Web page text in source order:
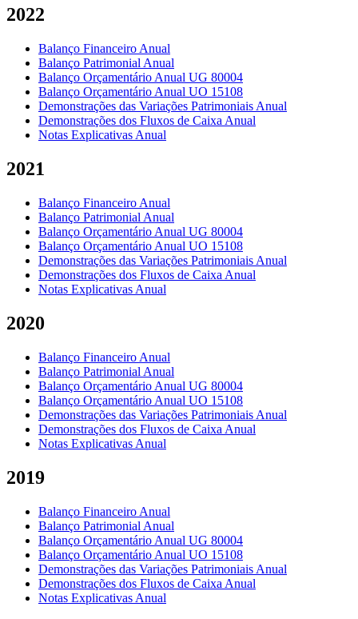
2022
Balanço Financeiro Anual
Balanço Patrimonial Anual
Balanço Orçamentário Anual UG 80004
Balanço Orçamentário Anual UO 15108
Demonstrações das Variações Patrimoniais Anual
Demonstrações dos Fluxos de Caixa Anual
Notas Explicativas Anual
2021
Balanço Financeiro Anual
Balanço Patrimonial Anual
Balanço Orçamentário Anual UG 80004
Balanço Orçamentário Anual UO 15108
Demonstrações das Variações Patrimoniais Anual
Demonstrações dos Fluxos de Caixa Anual
Notas Explicativas Anual
2020
Balanço Financeiro Anual
Balanço Patrimonial Anual
Balanço Orçamentário Anual UG 80004
Balanço Orçamentário Anual UO 15108
Demonstrações das Variações Patrimoniais Anual
Demonstrações dos Fluxos de Caixa Anual
Notas Explicativas Anual
2019
Balanço Financeiro Anual
Balanço Patrimonial Anual
Balanço Orçamentário Anual UG 80004
Balanço Orçamentário Anual UO 15108
Demonstrações das Variações Patrimoniais Anual
Demonstrações dos Fluxos de Caixa Anual
Notas Explicativas Anual